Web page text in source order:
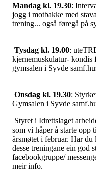
Mandag kl. 19.30:
jogg i motbakke med
trening... også føregå på
Tysdag kl. 19.00:
kjernemuskulatur- kondis
gymsalen i Syvde
Onsdag kl. 19.30:
Gymsalen i Syvde
Styret i Idrettslaget
som vi håper å starte opp
årsmøtet i februar. Har du
desse treningane ein god
facebookgruppe/
meir info.